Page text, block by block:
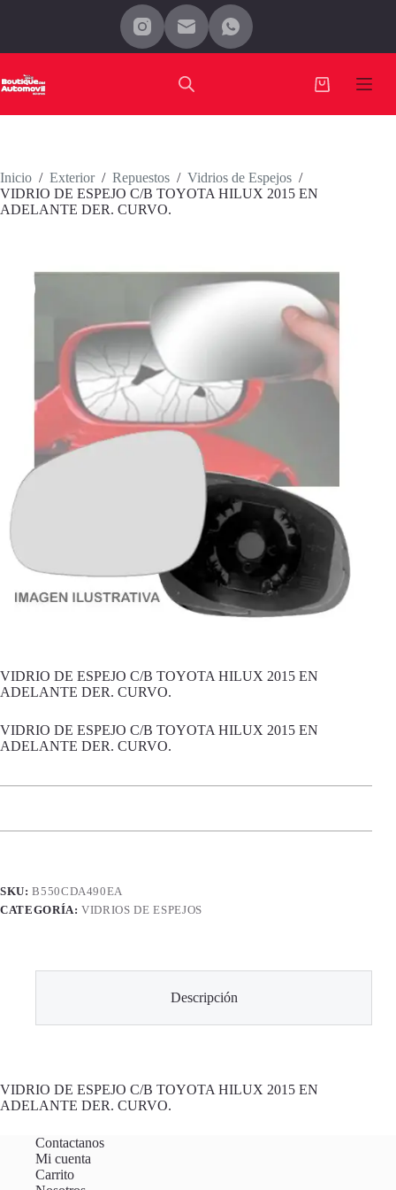
Carro
Inicio / Exterior / Repuestos / Vidrios de Espejos /
VIDRIO DE ESPEJO C/B TOYOTA HILUX 2015 EN
ADELANTE DER. CURVO.
VIDRIO DE ESPEJO C/B TOYOTA HILUX 2015 EN
ADELANTE DER. CURVO.
VIDRIO DE ESPEJO C/B TOYOTA HILUX 2015 EN
ADELANTE DER. CURVO.
SKU:B550CDA490EA
CATEGORÍA:VIDRIOS DE ESPEJOS
Descripción
VIDRIO DE ESPEJO C/B TOYOTA HILUX 2015 EN
ADELANTE DER. CURVO.
Contactanos
Mi cuenta
Carrito